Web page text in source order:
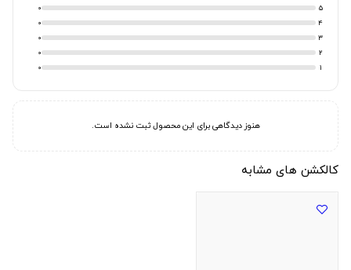
5
0
4
0
3
0
2
0
1
0
هنوز دیدگاهی برای این محصول ثبت نشده است.
کالکشن های مشابه